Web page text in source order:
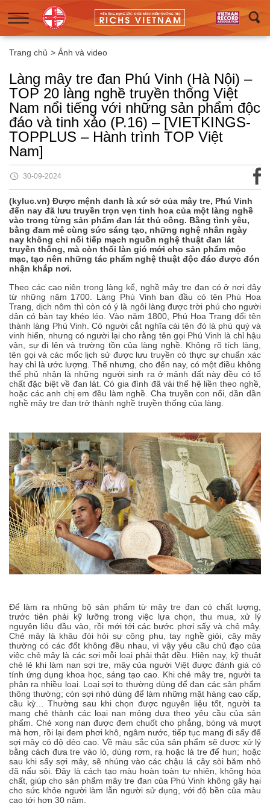
Trang chủ > Ảnh và video
Làng mây tre đan Phú Vinh (Hà Nội) –
TOP 20 làng nghề truyền thống Việt
Nam nổi tiếng với những sản phẩm độc
đáo và tinh xảo (P.16) – [VIETKINGS-
TOPPLUS – Hành trình TOP Việt
Nam]
30-09-2024
(kyluc.vn) Được mệnh danh là xứ sở của mây tre, Phú Vinh
đến nay đã lưu truyền trọn vẹn tinh hoa của một làng nghề
vào trong từng sản phẩm đan lát thủ công. Bằng tình yêu,
bằng đam mê cùng sức sáng tạo, những nghệ nhân ngày
nay không chỉ nối tiếp mạch nguồn nghệ thuật đan lát
truyền thống, mà còn thổi làn gió mới cho sản phẩm mộc
mạc, tạo nên những tác phẩm nghệ thuật độc đáo được đón
nhận khắp nơi.
Theo các cao niên trong làng kể, nghề mây tre đan có ở nơi đây
từ những năm 1700. Làng Phú Vinh ban đầu có tên Phú Hoa
Trang, dịch nôm thì còn có ý là ngôi làng được trời phú cho người
dân có bàn tay khéo léo. Vào năm 1800, Phú Hoa Trang đổi tên
thành làng Phú Vinh. Có người cắt nghĩa cái tên đó là phú quý và
vinh hiển, nhưng có người lại cho rằng tên gọi Phú Vinh là chỉ hậu
vận, sự đi lên và trường tồn của làng nghề. Không rõ tích làng,
tên gọi và các mốc lịch sử được lưu truyền có thực sự chuẩn xác
hay chỉ là ước lượng. Thế nhưng, cho đến nay, có một điều không
thể phủ nhận là những người sinh ra ở mảnh đất này đều có tố
chất đặc biệt về đan lát. Có gia đình đã vài thế hệ liền theo nghề,
hoặc các anh chị em đều làm nghề. Cha truyền con nối, dần dần
nghề mây tre đan trở thành nghề truyền thống của làng.
Để làm ra những bộ sản phẩm từ mây tre đan có chất lượng,
trước tiên phải kỹ lưỡng trong việc lựa chọn, thu mua, xử lý
nguyên liệu đầu vào, rồi mới tới các bước phơi sấy và chẻ mây.
Chẻ mây là khâu đòi hỏi sự công phu, tay nghề giỏi, cây mây
thường có các đốt không đều nhau, vì vậy yêu cầu chủ đạo của
việc chẻ mây là các sợi mỗi loại phải thật đều. Hiện nay, kỹ thuật
chẻ lẻ khi làm nan sợi tre, mây của người Việt được đánh giá có
tính ứng dụng khoa học, sáng tạo cao. Khi chẻ mây tre, người ta
phân ra nhiều loại. Loại sợi to thường dùng để đan các sản phẩm
thông thường; còn sợi nhỏ dùng để làm những mặt hàng cao cấp,
cầu kỳ… Thường sau khi chọn được nguyên liệu tốt, người ta
mang chẻ thành các loại nan mỏng dựa theo yêu cầu của sản
phẩm. Chẻ xong nan được đem chuốt cho phẳng, bóng và mượt
mà hơn, rồi lại đem phơi khô, ngâm nước, tiếp tục mang đi sấy để
sợi mây có độ dẻo cao. Về màu sắc của sản phẩm sẽ được xử lý
bằng cách đưa tre vào lò, dùng rơm, rạ hoặc lá tre để hun; hoặc
sau khi sấy sợi mây, sẽ nhúng vào các chậu lá cây sòi băm nhỏ
đã nấu sôi. Đây là cách tạo màu hoàn toàn tự nhiên, không hóa
chất, giúp cho sản phẩm mây tre đan của Phú Vinh không gây hại
cho sức khỏe người làm lẫn người sử dụng, với độ bền của màu
cao tới hơn 30 năm.